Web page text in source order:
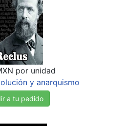
por unidad
y anarquismo
a tu pedido